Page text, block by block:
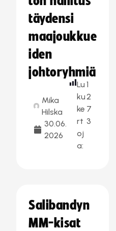
täydensi
maajoukkue
iden
johtoryhmiä
Mika
Hilska
30.06.
2026
Lu
ku
ke
rt
oj
a:
1
2
7
3
Salibandyn
MM-kisat